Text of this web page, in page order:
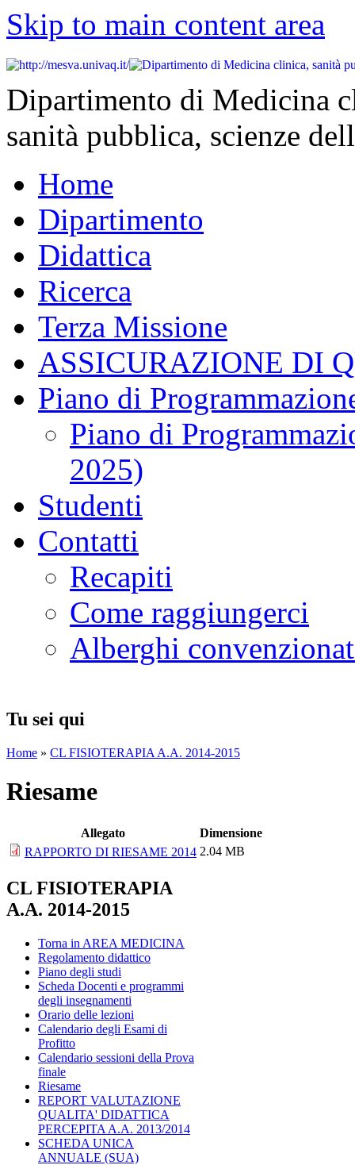
Skip to main content area
Dipartimento di Medicina
sanità pubblica, scienze
Home
Dipartimento
Didattica
Ricerca
Terza Missione
ASSICURAZIONE DI
Piano di
Piano di
2025)
Studenti
Contatti
Recapiti
Come raggiungerci
Alberghi
Tu sei qui
Home » CL FISIOTERAPIA A.A. 2014-2015
Riesame
Allegato
Dimensione
RAPPORTO DI RIESAME 2014 2.04 MB
CL FISIOTERAPIA
A.A. 2014-2015
Torna in AREA MEDICINA
Regolamento didattico
Piano degli studi
Scheda Docenti e programmi
degli insegnamenti
Orario delle lezioni
Calendario degli Esami di
Profitto
Calendario sessioni della Prova
finale
Riesame
REPORT VALUTAZIONE
QUALITA' DIDATTICA
PERCEPITA A.A. 2013/2014
SCHEDA UNICA
ANNUALE (SUA)